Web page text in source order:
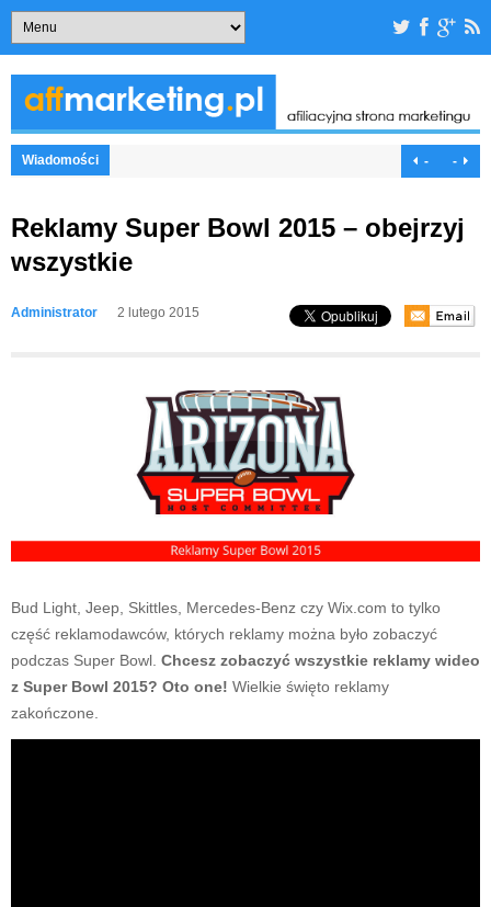
Wiadomości - -
Reklamy Super Bowl 2015 – obejrzyj
wszystkie
Administrator 2 lutego 2015
Bud Light, Jeep, Skittles, Mercedes-Benz czy Wix.com to tylko
część reklamodawców, których reklamy można było zobaczyć
podczas Super Bowl. Chcesz zobaczyć wszystkie reklamy wideo
z Super Bowl 2015? Oto one! Wielkie święto reklamy
zakończone.